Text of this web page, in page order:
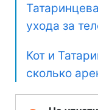
ухода за
Кот и
сколько